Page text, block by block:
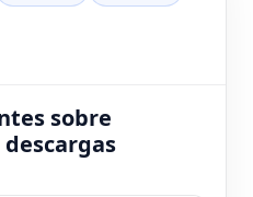
sobre